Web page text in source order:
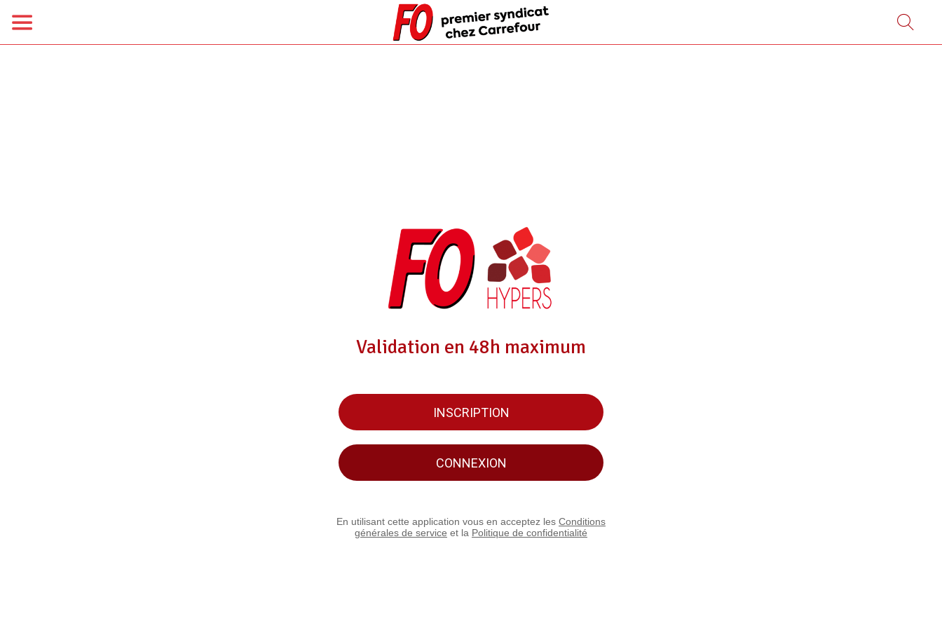
Validation en 48h maximum
INSCRIPTION
CONNEXION
En utilisant cette application vous en acceptez les Conditions
générales de service et la Politique de confidentialité